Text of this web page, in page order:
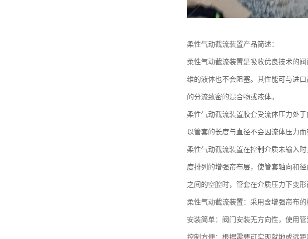
柔性气动截流装置产品简述：
柔性气动截流装置是吸收优良技术的
维的液体也不会阻塞。其性能可与进
的分流致密的混合物或液体。
柔性气动截流装置胶套受流体压力处
以管套的长度与直径不会因流体压力
柔性气动截流装置在控制介质未输入
度排列的增强帘布层，使管套轴向和
之间的空腔时，管套在介质压力下变形
柔性气动截流装置：采用含增强帘布
安装简单：阀门安装无方向性，使用
控制方便：根据需要可实现就地或远距